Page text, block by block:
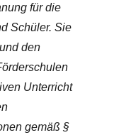
für die
Schüler. Sie
den
Unterricht
gemäß §